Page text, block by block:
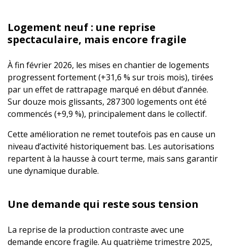
Logement neuf : une reprise
spectaculaire, mais encore fragile
À fin février 2026, les mises en chantier de logements
progressent fortement (+31,6 % sur trois mois), tirées
par un effet de rattrapage marqué en début d’année.
Sur douze mois glissants, 287 300 logements ont été
commencés (+9,9 %), principalement dans le collectif.
Cette amélioration ne remet toutefois pas en cause un
niveau d’activité historiquement bas. Les autorisations
repartent à la hausse à court terme, mais sans garantir
une dynamique durable.
Une demande qui reste sous tension
La reprise de la production contraste avec une
demande encore fragile. Au quatrième trimestre 2025,